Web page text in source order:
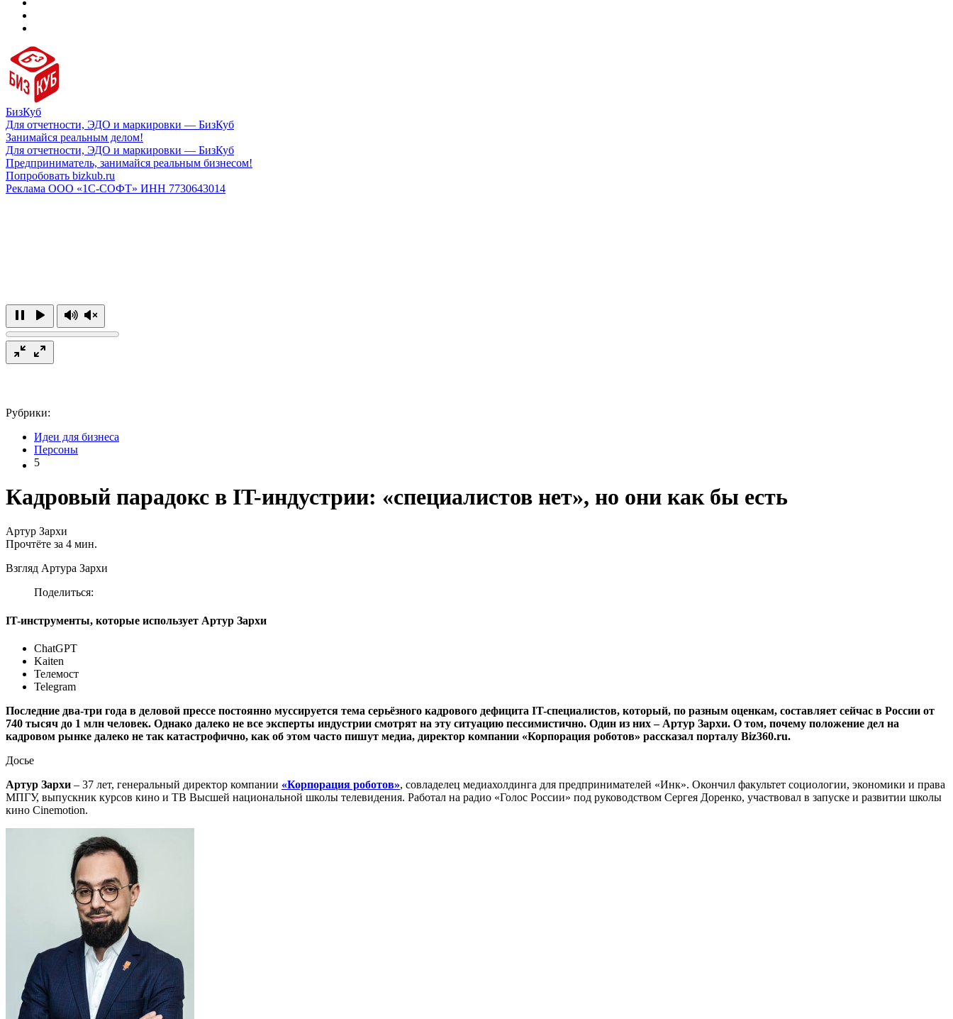
БизКуб
Для отчетности, ЭДО и маркировки — БизКуб
Занимайся реальным делом!
Для отчетности, ЭДО и маркировки — БизКуб
Предприниматель, занимайся реальным бизнесом!
Попробовать bizkub.ru
Реклама ООО «1С-СОФТ» ИНН 7730643014
Рубрики:
Идеи для бизнеса
Персоны
5
Кадровый парадокс в IT-индустрии: «специалистов нет», но они как бы есть
Артур Зархи
Прочтёте за 4 мин.
Взгляд Артура Зархи
Поделиться:
IT-инструменты, которые использует Артур Зархи
ChatGPT
Kaiten
Телемост
Telegram
Последние два-три года в деловой прессе постоянно муссируется тема серьёзного кадрового дефицита IT-специалистов, который, по разным оценкам, составляет сейчас в России от
740 тысяч до 1 млн человек. Однако далеко не все эксперты индустрии смотрят на эту ситуацию пессимистично. Один из них – Артур Зархи. О том, почему положение дел на
кадровом рынке далеко не так катастрофично, как об этом часто пишут медиа, директор компании «Корпорация роботов» рассказал порталу Biz360.ru.
Досье
Артур Зархи – 37 лет, генеральный директор компании «Корпорация роботов», совладелец медиахолдинга для предпринимателей «Инк». Окончил факультет социологии, экономики и права
МПГУ, выпускник курсов кино и ТВ Высшей национальной школы телевидения. Работал на радио «Голос России» под руководством Сергея Доренко, участвовал в запуске и развитии школы
кино Cinemotion.